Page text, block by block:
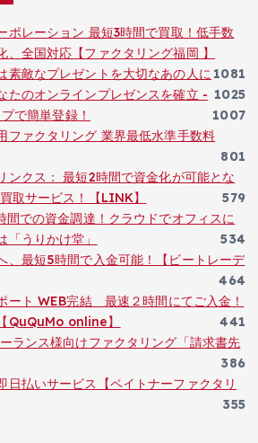
ポレーション 最短3時間で買取！低手数
全国対応【ファクタリング福岡 】
1081
素敵なプレゼントを大切なあの人に
1025
たのオンラインプレゼンスを確立 -
で簡単登録！
1007
ファクタリング 業界最低水準手数料
801
ンクス： 最短2時間で資金化が可能とな
取サービス！【LINK】
579
間での資金調達！クラウドでオフィスに
うりかけ堂」
534
、最短5時間で入金可能！【ビートレーデ
464
ート WEB完結 最速２時間にてご入金！
QuQuMo online】
441
ランス様向けファクタリング「請求書先
386
日払いサービス【ペイトナーファクタリ
355